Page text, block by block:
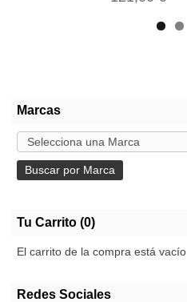
Marcas
Tu Carrito (0)
El carrito de la compra está vacío
Redes Sociales